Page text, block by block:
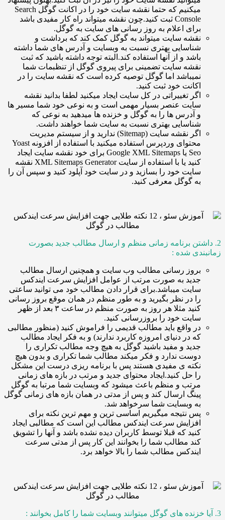
میکنیم که حتما نقشه سایت خود را در اکانت گوگل Search
Console ثبت کنید.چون نقشه میتواند راه کار مفیدی باشد
اعلام به روز رسانی های سایت به گوگل.
سایت میتواند به گوگل کمک کند که برداشت و
بهتری نسبت به وبسایت و آدرس های شما داشته
و از آنها استفاده کند.البته توجه داشته باشید که ثبت
سایت تضمینی برای پیروی گوگل از تنظبمات شما
اما گوگل توصیه کرده است که نقشه سایت را در
خود ثبت کنید.
تغییراتی در کل سایت ایجاد میکنید لطفا بدانید نقشه
عنصر بسیار مهمی است و به نوعی خود شما مسیر ها
آدرس ها را به گوگل و خزنده ها میدهید به نوعی که
بهتری نسبت به سایت شما خواهند داشت.
اگر نقشه سایت (Sitemap) ندارید و از سیستم مدیریت
محتوای وردپرس استفاده میکنید با استفاده از افزونه Yoast
Seo یا Google XML Sitemaps برای خود نقشه سایت ایجاد
کنید یا با استفاده از سایت XML Sitemaps Generator نقشه
خود را بسازید و در سایت خود آپلود کنید و سپس آن را
گوگل معرفی کنید.
برنامه زمانی منظم و ارسال مطالب جدید بصورت
شده :
رسانی مطالب وب سایت و همچنین ارسال مطالب
به صورت مرتب از عوامل افزایش سرعت ایندکس
میباشد.برای قرار دادن مطالب خود می توانید ساعتی
در نظر بگیرید و به طور منظم در همان موقع بروز رسانی
کنید مثلا هر روز به صورت منظم در ساعت ۳ بعد از ظهر
خود را بروزرسانی کنید.
واقع باید مطالب قدیمی را فراموش کنید (منظور مطالبی
در دنیای امروزه کاربرد ندارند) و به فکر ایجاد مطالب
و مفید باشید گوگل به هیچ وجه مطالب تکراری را
ندارد و فکر میکند مطالب شما تکراری و بدون هیچ
ی مفیدی هستند پس با برنامه ریزی درست این مشکل
حل کنید.ایجاد محتوای جدید و مرتب در بازه های زمانی
و منظم باعث میشود که وبسایت شما مرتبا به گوگل
ارسال کند و پس از مدتی در همان بازه های زمانی گوگل
وبسایت شما سرخواهد شد.
نتیجه میگیریم اساسی ترین و مهم ترین نکته برای
سرعت ایندکس مطالب این است که مطالبی ایجاد
که قبلا توسط کاربران دیده نشده باشد و آنها را تشویق
مطالب شما را بخوانند این کار پس از مدتی سرعت
مطالب شما را بالا خواهد برد.